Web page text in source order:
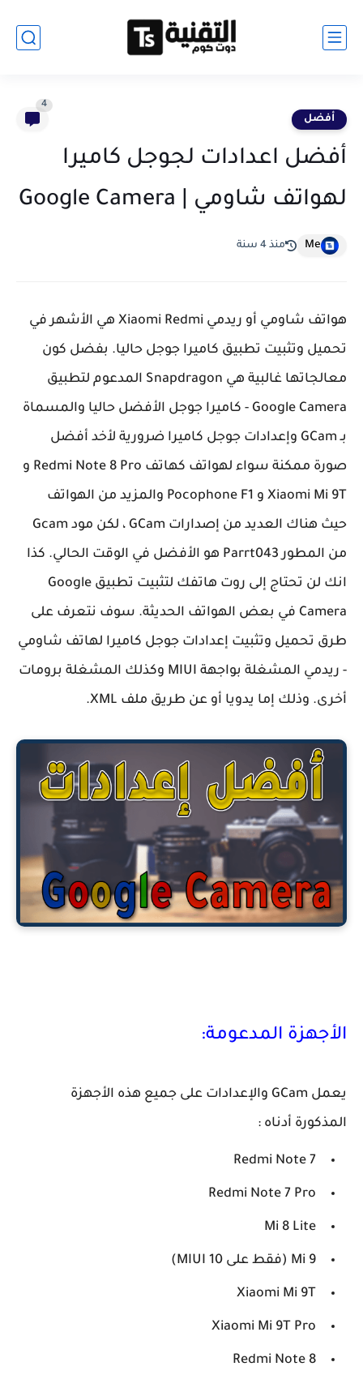
أفضل
4
أفضل اعدادات لجوجل كاميرا
لهواتف شاومي | Google Camera
Me منذ 4 سنة
هواتف شاومي أو ريدمي Xiaomi Redmi هي الأشهر في
تحميل وتثبيت تطبيق كاميرا جوجل حاليا. بفضل كون
معالجاتها غالبية هي Snapdragon المدعوم لتطبيق
Google Camera - كاميرا جوجل الأفضل حاليا والمسماة
بـ GCam وإعدادات جوجل كاميرا ضرورية لأخد أفضل
صورة ممكنة سواء لهواتف كهاتف Redmi Note 8 Pro و
Xiaomi Mi 9T و Pocophone F1 والمزيد من الهواتف
حيث هناك العديد من إصدارات GCam ، لكن مود Gcam
من المطورParrt043 هو الأفضل في الوقت الحالي. كذا
انك لن تحتاج إلى روت هاتفك لتثبيت تطبيق Google
Camera في بعض الهواتف الحديثة. سوف نتعرف على
طرق تحميل وتثبيت إعدادات جوجل كاميرا لهاتف شاومي
- ريدمي المشغلة بواجهة MIUI وكذلك المشغلة برومات
أخرى. وذلك إما يدويا أو عن طريق ملف XML.
الأجهزة المدعومة:
يعمل GCam والإعدادات على جميع هذه الأجهزة
المذكورة أدناه :
Redmi Note 7
Redmi Note 7 Pro
Mi 8 Lite
Mi 9 (فقط على MIUI 10)
Xiaomi Mi 9T
Xiaomi Mi 9T Pro
Redmi Note 8